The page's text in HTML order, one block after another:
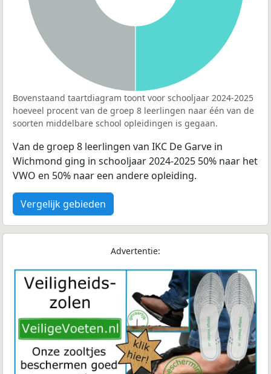
Bovenstaand taartdiagram toont voor schooljaar 2024-2025
hoeveel procent van de groep 8 leerlingen naar één van de
soorten middelbare school opleidingen is gegaan.
Van de groep 8 leerlingen van IKC De Garve in
Wichmond ging in schooljaar 2024-2025 50% naar het
VWO en 50% naar een andere opleiding.
Vergelijk gebieden
Advertentie: